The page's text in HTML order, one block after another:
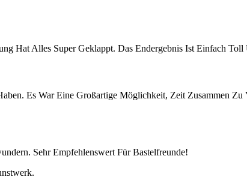
Hat Alles Super Geklappt. Das Endergebnis Ist Einfach
Es War Eine Großartige Möglichkeit, Zeit Zusammen
Sehr Empfehlenswert Für Bastelfreunde!